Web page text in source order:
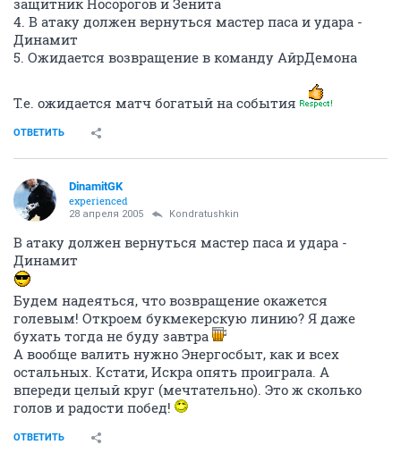
4. В атаку должен вернуться мастер паса и удара -
Динамит
5. Ожидается возвращение в команду АйрДемона
Т.е. ожидается матч богатый на события
ОТВЕТИТЬ
DinamitGK
experienced
28 апреля 2005 Kondratushkin
В атаку должен вернуться мастер паса и удара -
Динамит
Будем надеяться, что возвращение окажется
голевым! Откроем букмекерскую линию? Я даже
бухать тогда не буду завтра
А вообще валить нужно Энергосбыт, как и всех
остальных. Кстати, Искра опять проиграла. А
впереди целый круг (мечтательно). Это ж сколько
голов и радости побед!
ОТВЕТИТЬ